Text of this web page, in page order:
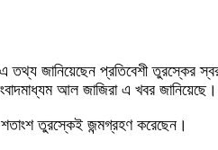
জানিয়েছেন প্রতিবেশী তুরস্কের
আল জাজিরা এ খবর জানিয়েছে।
তুরস্কেই জন্মগ্রহণ করেছেন।